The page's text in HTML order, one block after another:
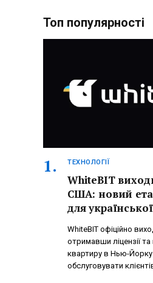
Топ популярності
ТЕХНОЛОГІЇ
WhiteBIT
США: новий
для
WhiteBIT офіційно
отримавши ліцензії
квартиру в Нью-
обслуговувати